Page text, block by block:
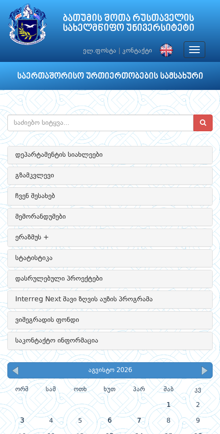
ბათუმის შოთა რუსთაველის
სახელმწიფო უნივერსიტეტი
ელ.ფოსტა კონტაქტი
Toggle
საერთაშორისო ურთიერთობების სამსახური
დეპარტამენტის სიახლეები
გზამკვლევი
ჩვენ შესახებ
მემორანდუმები
ერაზმუს +
სტატისტიკა
დასრულებული პროექტები
Interreg Next შავი ზღვის აუზის პროგრამა
ვიშეგრადის ფონდი
საკონტაქტო ინფორმაცია
აგვისტო 2026
ორშ სამ ოთხ ხუთ პარ შაბ კვ
1 2
3 4 5 6 7 8 9